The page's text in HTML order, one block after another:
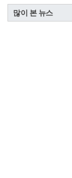
많이 본 뉴스